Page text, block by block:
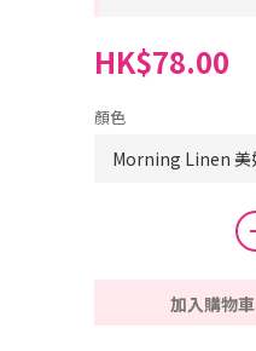
HK$78.00
顏色
加入購物車